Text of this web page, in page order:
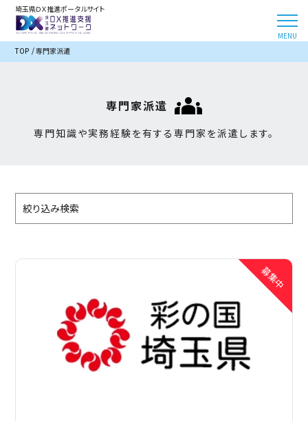
埼玉県ＤＸ推進ポータルサイト
TOP 専門家派遣
専門家派遣
専門知識や実務経験を有する専門家を派遣します。
絞り込み検索